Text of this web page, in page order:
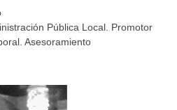
Pública Local. Promotor
Asesoramiento